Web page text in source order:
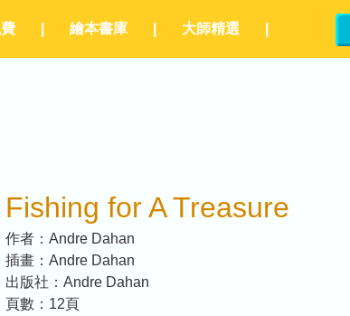
繪本書庫 大師精選
Fishing for A Treasure
作者： Andre Dahan
插畫： Andre Dahan
出版社： Andre Dahan
頁數： 12頁